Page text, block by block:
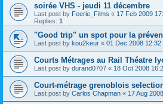
soirée VHS - jeudi 11 décembre
Last post by Feerie_Films « 17 Feb 2009
Replies: 1
"Good trip" un spot pour la
Last post by kou2keur « 01 Dec 2008 12:32
Courts Métrages au Rail Théatre
Last post by durand0707 « 18 Oct 2008
Court-métrage grenoblois
Last post by Carlos Chapman « 17 Aug